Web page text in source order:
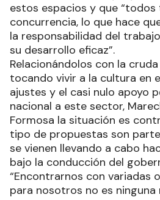
estos espacios y que
concurrencia, lo que hace
la responsabilidad del
su desarrollo eficaz”.
Relacionándolos con la
tocando vivir a la cultura en
ajustes y el casi nulo apoyo
nacional a este sector,
Formosa la situación es
tipo de propuestas son
se vienen llevando a cabo
bajo la conducción del
“Encontrarnos con variadas
para nosotros no es ninguna